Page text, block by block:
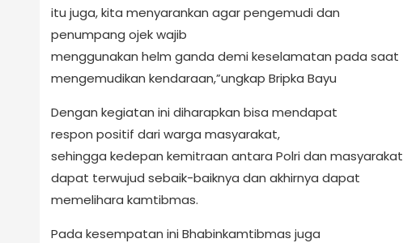
itu juga, kita menyarankan agar pengemudi dan
penumpang ojek wajib
menggunakan helm ganda demi keselamatan pada saat
mengemudikan kendaraan,”ungkap Bripka Bayu
Dengan kegiatan ini diharapkan bisa mendapat
respon positif dari warga masyarakat,
sehingga kedepan kemitraan antara Polri dan masyarakat
dapat terwujud sebaik-baiknya dan akhirnya dapat
memelihara kamtibmas.
Pada kesempatan ini Bhabinkamtibmas juga